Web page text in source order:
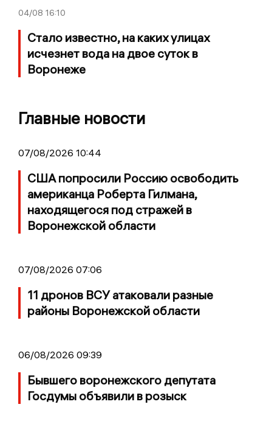
04/08 16:10
Стало известно, на каких улицах
исчезнет вода на двое суток в
Воронеже
Главные новости
07/08/2026 10:44
США попросили Россию освободить
американца Роберта Гилмана,
находящегося под стражей в
Воронежской области
07/08/2026 07:06
11 дронов ВСУ атаковали разные
районы Воронежской области
06/08/2026 09:39
Бывшего воронежского депутата
Госдумы объявили в розыск